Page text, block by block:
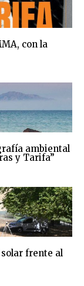
con la
ambiental
y Tarifa”
frente al